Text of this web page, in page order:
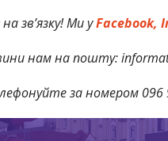
зв’язку! Ми уFacebook,
нам на пошту:
за номером 096